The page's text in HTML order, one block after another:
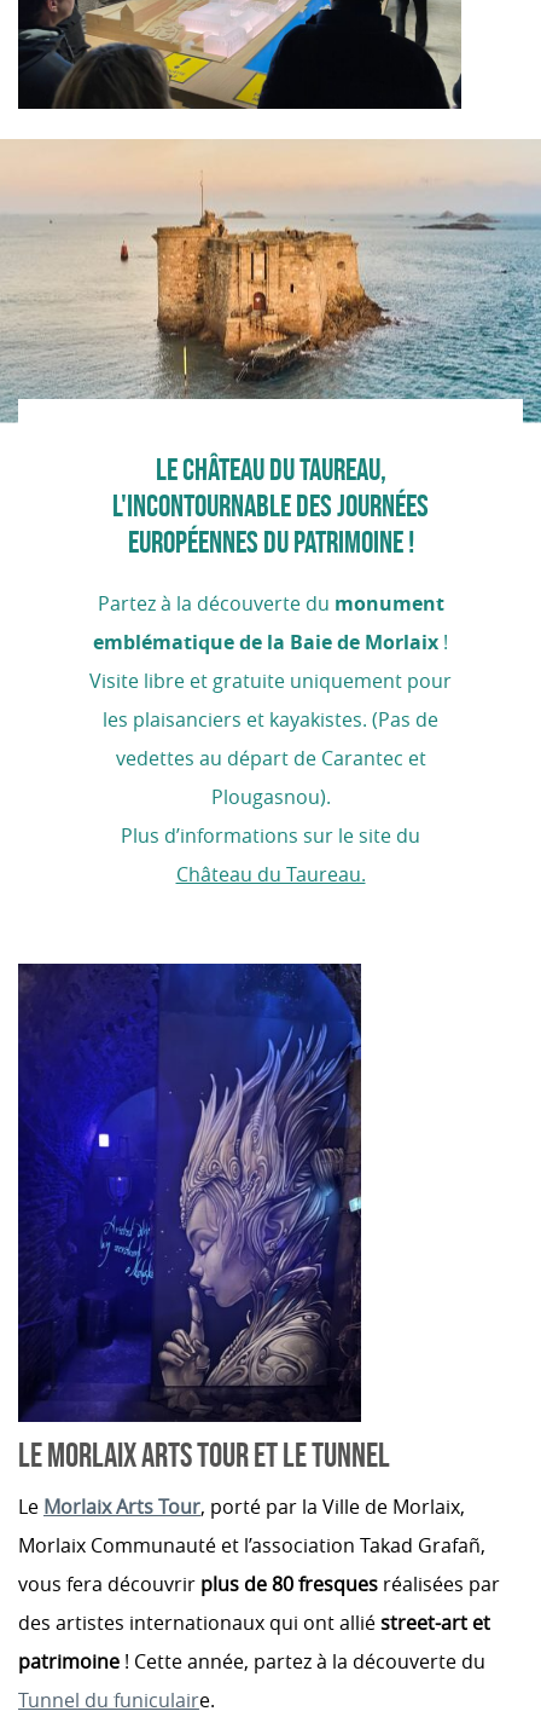
LE CHÂTEAU DU TAUREAU,
L'INCONTOURNABLE DES JOURNÉES
EUROPÉENNES DU PATRIMOINE !
Partez à la découverte du monument
emblématique de la Baie de Morlaix !
Visite libre et gratuite uniquement pour
les plaisanciers et kayakistes. (Pas de
vedettes au départ de Carantec et
Plougasnou).
Plus d’informations sur le site du
Château du Taureau.
LE MORLAIX ARTS TOUR ET LE TUNNEL
Le Morlaix Arts Tour, porté par la Ville de Morlaix,
Morlaix Communauté et l’association Takad Grafañ,
vous fera découvrir plus de 80 fresques réalisées par
des artistes internationaux qui ont alliéstreet-art et
patrimoine ! Cette année, partez à la découverte du
Tunnel du funiculaire.